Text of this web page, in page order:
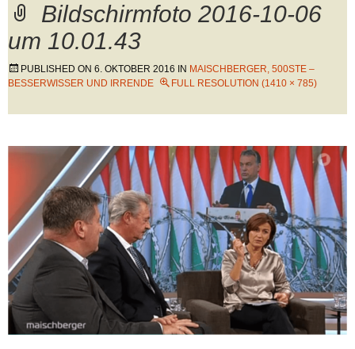
Bildschirmfoto 2016-10-06
um 10.01.43
PUBLISHED ON 6. OKTOBER 2016 IN MAISCHBERGER, 500STE –
BESSERWISSER UND IRRENDE
FULL RESOLUTION (1410 × 785)